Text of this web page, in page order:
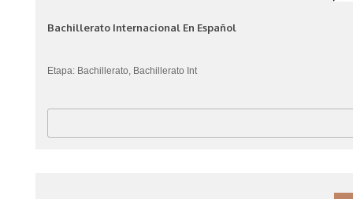
Bachillerato Internacional En Español
Etapa: Bachillerato, Bachillerato Int